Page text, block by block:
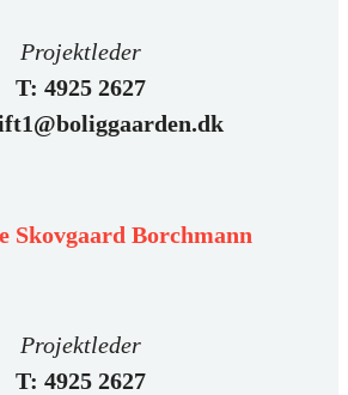
Projektleder
T: 4925 2627
Skovgaard Borchmann
Projektleder
T: 4925 2627